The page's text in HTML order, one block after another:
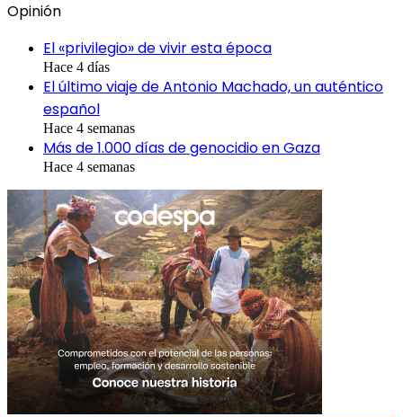
Opinión
El «privilegio» de vivir esta época
Hace 4 días
El último viaje de Antonio Machado, un auténtico
español
Hace 4 semanas
Más de 1.000 días de genocidio en Gaza
Hace 4 semanas